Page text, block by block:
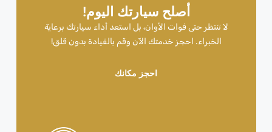
أصلح سيارتك اليوم!
لا تنتظر حتى فوات الأوان، بل استعد أداء سيارتك برعاية
الخبراء. احجز خدمتك الآن وقم بالقيادة بدون قلق!
احجز مكانك